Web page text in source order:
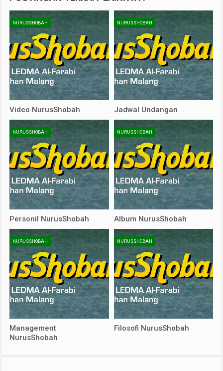
NURUSSHOBAH
Video NurusShobah
NURUSSHOBAH
Jadwal Undangan
NURUSSHOBAH
Personil NurusShobah
NURUSSHOBAH
Album NurusShobah
NURUSSHOBAH
Management
NurusShobah
NURUSSHOBAH
Filosofi NurusShobah